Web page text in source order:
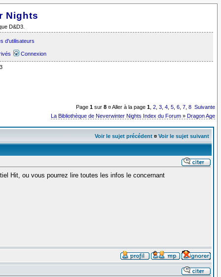
Nights
D&D3.
d'utilisateurs
Connexion
Page1 sur8 ¤ Aller à la page1 ,2 ,3 ,4 ,5 ,6 ,7 ,8 Suivante
La Bibliothèque de Neverwinter Nights Index du Forum »Dragon Age
Voir le sujet précédent¤ Voir le sujet suivant
Hit, ou vous pourrez lire toutes les infos le concernant